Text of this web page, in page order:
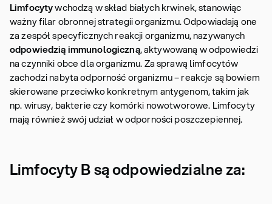
Limfocytywchodzą w skład białych krwinek, stanowiąc
ważny filar obronnej strategii organizmu. Odpowiadają one
za zespół specyficznych reakcji organizmu, nazywanych
odpowiedzią immunologiczną, aktywowaną w odpowiedzi
na czynniki obce dla organizmu. Za sprawą limfocytów
zachodzi nabyta odporność organizmu – reakcje są bowiem
skierowane przeciwko konkretnym antygenom, takim jak
np. wirusy, bakterie czy komórki nowotworowe. Limfocyty
mają również swój udział w odporności poszczepiennej.
Limfocyty B są odpowiedzialne za: